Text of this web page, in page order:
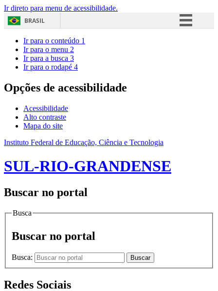
Ir direto para menu de acessibilidade.
BRASIL
Acesso à informação
Ir para o conteúdo 1
Ir para o menu 2
Ir para a busca 3
Ir para o rodapé 4
Opções de acessibilidade
Acessibilidade
Alto contraste
Mapa do site
Instituto Federal de Educação, Ciência e Tecnologia
SUL-RIO-GRANDENSE
Buscar no portal
Busca
Buscar no portal
Busca: Buscar
Redes Sociais